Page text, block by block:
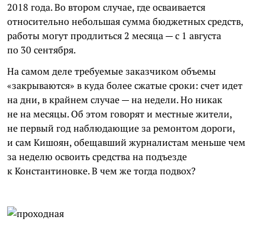
2018 года. Во втором случае, где осваивается
относительно небольшая сумма бюджетных средств,
работы могут продлиться 2 месяца — с 1 августа
по 30 сентября.
На самом деле требуемые заказчиком объемы
«закрываются» в куда более сжатые сроки: счет идет
на дни, в крайнем случае — на недели. Но никак
не на месяцы. Об этом говорят и местные жители,
не первый год наблюдающие за ремонтом дороги,
и самКишоян, обещавший журналистам меньше чем
за неделю освоить средства на подъезде
к Константиновке. В чем же тогда подвох?